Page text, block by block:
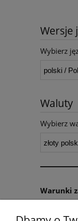
Wersje
Wybierz
Waluty
Wybierz
Warunki